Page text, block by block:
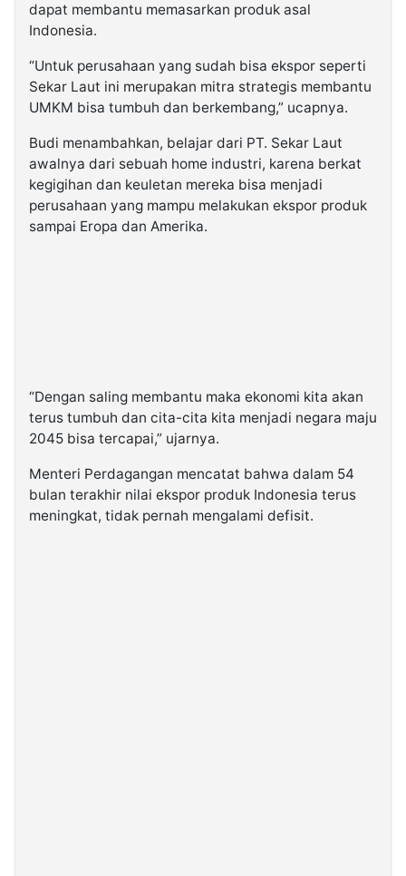
dapat membantu memasarkan produk asal
Indonesia.
“Untuk perusahaan yang sudah bisa ekspor seperti
Sekar Laut ini merupakan mitra strategis membantu
UMKM bisa tumbuh dan berkembang,” ucapnya.
Budi menambahkan, belajar dari PT. Sekar Laut
awalnya dari sebuah home industri, karena berkat
kegigihan dan keuletan mereka bisa menjadi
perusahaan yang mampu melakukan ekspor produk
sampai Eropa dan Amerika.
“Dengan saling membantu maka ekonomi kita akan
terus tumbuh dan cita-cita kita menjadi negara maju
2045 bisa tercapai,” ujarnya.
Menteri Perdagangan mencatat bahwa dalam 54
bulan terakhir nilai ekspor produk Indonesia terus
meningkat, tidak pernah mengalami defisit.